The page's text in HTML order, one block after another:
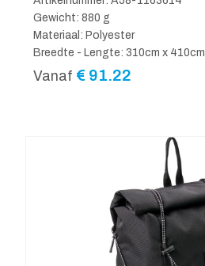
Gewicht: 880 g
Materiaal: Polyester
Breedte - Lengte: 310cm x 410cm
Vanaf € 91.22